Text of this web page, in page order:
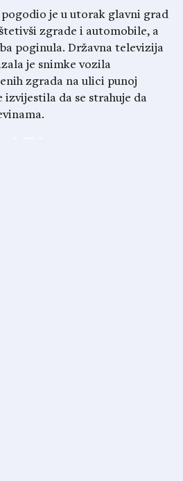
je u utorak glavni grad
zgrade i automobile, a
poginula. Državna televizija
je snimke vozila
zgrada na ulici punoj
da se strahuje da